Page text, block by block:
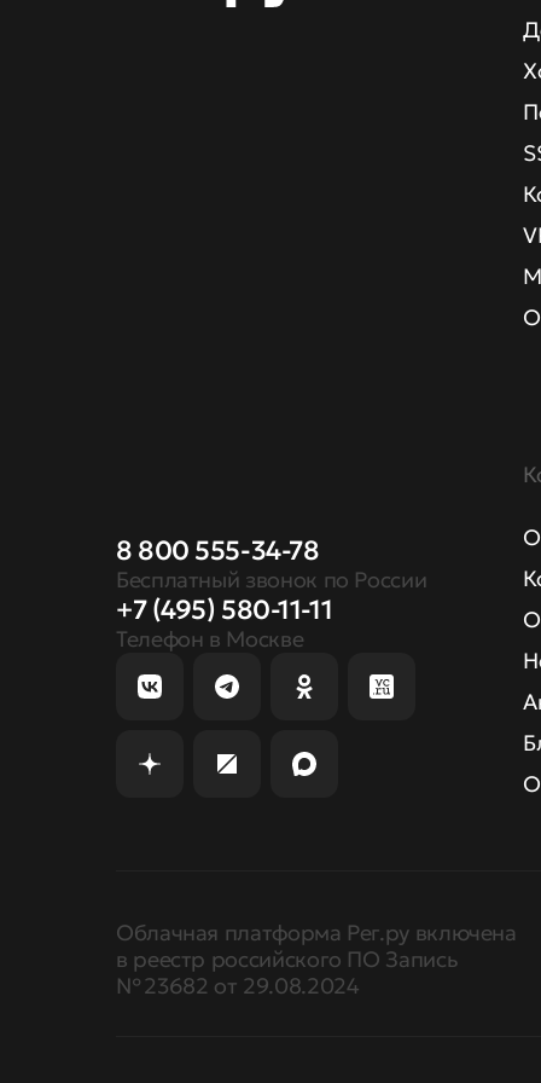
8 800 555-34-78
Бесплатный звонок по России
+7 (495) 580-11-11
Телефон в Москве
Облачная платформа Рег.ру включена
в реестр российского ПО Запись
№ 23682 от 29.08.2024